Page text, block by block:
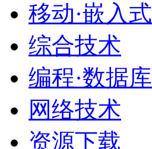
移动·嵌入式
综合技术
编程·数据库
网络技术
资源下载